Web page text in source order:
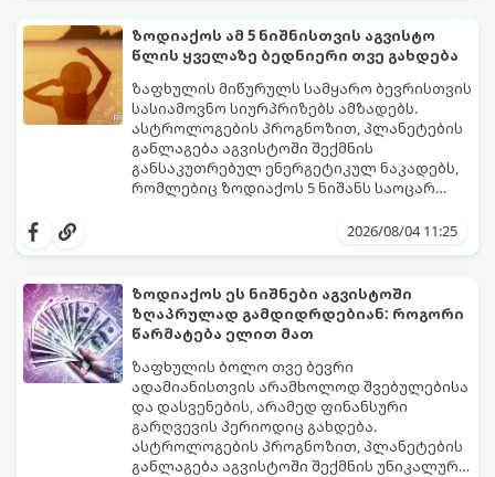
სურვილების გადადებასა და ხარჯების
მკაცრ კონტროლს. თუმცა, ახლა სიტუაცია
თანდათან შეიცვლება.
პრობლემები, რომლებიც უსასრულო
გეგონათ, უკან დაიხევს, ამასთან ერთად კი
გაჩნდება მეტი ნდობა მომავლის მიმართ.
რთული პერიოდის შემდეგ ეს ნიშნები
შეძლებენ ამოისუნთქონ და დაინახონ
ახალი შესაძლებლობები.
ზოდიაქოს ამ 5 ნიშნისთვის აგვისტო
წლის ყველაზე ბედნიერი თვე გახდება
ზაფხულის მიწურულს სამყარო ბევრისთვის
სასიამოვნო სიურპრიზებს ამზადებს.
ასტროლოგების პროგნოზით, პლანეტების
განლაგება აგვისტოში შექმნის
განსაკუთრებულ ენერგეტიკულ ნაკადებს,
რომლებიც ზოდიაქოს 5 ნიშანს საოცარ
ყველაზე ბედნიერი თვე აღმოჩნდება.
2026/08/04 11:25
ზოდიაქოს ეს ნიშნები აგვისტოში
ზღაპრულად გამდიდრდებიან: როგორი
წარმატება ელით მათ
ზაფხულის ბოლო თვე ბევრი
ადამიანისთვის არამხოლოდ შვებულებისა
და დასვენების, არამედ ფინანსური
გარღვევის პერიოდიც გახდება.
ასტროლოგების პროგნოზით, პლანეტების
განლაგება აგვისტოში შექმნის უნიკალურ